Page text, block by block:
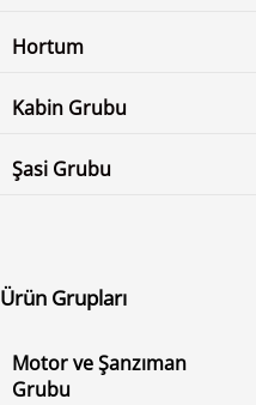
Hortum
Kabin Grubu
Şasi Grubu
Ürün Grupları
Motor ve Şanzıman
Grubu